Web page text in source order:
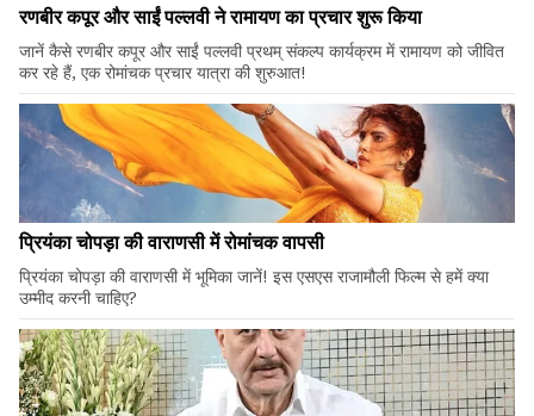
रणबीर कपूर और साईं पल्लवी ने रामायण का प्रचार शुरू किया
जानें कैसे रणबीर कपूर और साईं पल्लवी प्रथम् संकल्प कार्यक्रम में रामायण को जीवित
कर रहे हैं, एक रोमांचक प्रचार यात्रा की शुरुआत!
प्रियंका चोपड़ा की वाराणसी में रोमांचक वापसी
प्रियंका चोपड़ा की वाराणसी में भूमिका जानें! इस एसएस राजामौली फिल्म से हमें क्या
उम्मीद करनी चाहिए?